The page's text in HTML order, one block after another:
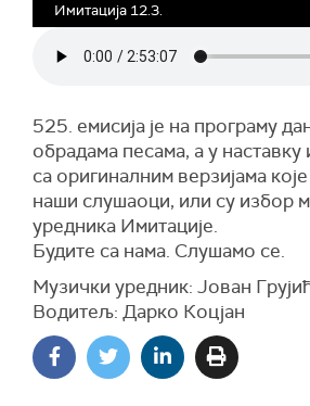
Имитација 12.3.
525. емисија је на програму
обрадама песама, а у наставку
са оригиналним верзијама
наши слушаоци, или су избор
уредника Имитације.
Будите са нама. Слушамо се.
Музички уредник: Јован
Водитељ: Дарко Коцјан